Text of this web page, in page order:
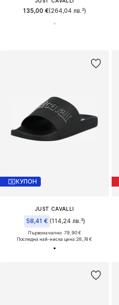
135,00 €(264,04 лв.³)
КУПОН
JUST CAVALLI
58,41 € (114,24 лв.³)
Първоначално: 79,90 €
Последна най-ниска цена:28,74 €